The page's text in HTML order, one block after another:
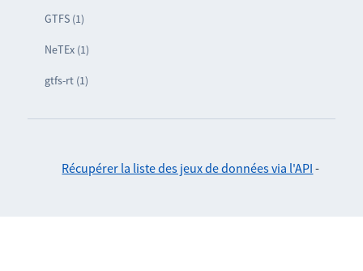
GTFS (1)
NeTEx (1)
gtfs-rt (1)
Récupérer la liste des jeux de données via l'API -